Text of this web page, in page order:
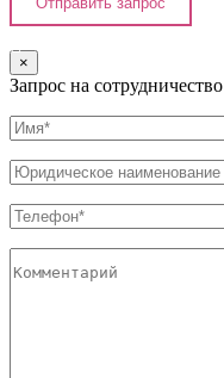
×
Запрос на сотрудничество